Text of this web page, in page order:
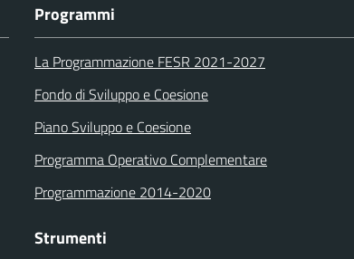
Programmi
La Programmazione FESR 2021-2027
Fondo di Sviluppo e Coesione
Piano Sviluppo e Coesione
Programma Operativo Complementare
Programmazione 2014-2020
Strumenti